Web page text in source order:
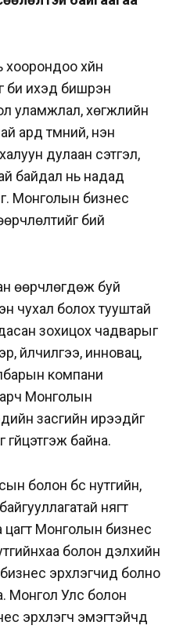
хоорондоо хүйн
би ихэд бишрэн
уламжлал, хөгжлийн
ард түмний, нэн
дулаан сэтгэл,
байдал нь надад
Монголын бизнес
бий
өөрчлөгдөж буй
чухал болох тууштай
зохицох чадварыг
үйлчилгээ, инновац,
компани
Монголын
засгийн ирээдүйг
гүйцэтгэж байна.
болон бүс нутгийн,
нягт
Монголын бизнес
болон дэлхийн
эрхлэгчид болно
Монгол Улс болон
эрхлэгч эмэгтэйчүүд